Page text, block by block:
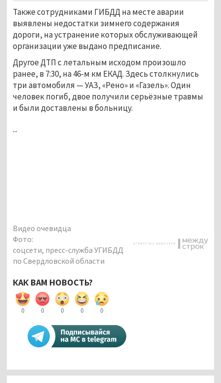
Также сотрудниками ГИБДД на месте аварии
выявлены недостатки зимнего содержания
дороги, на устранение которых обслуживающей
организации уже выдано предписание.
Другое ДТП с летальным исходом произошло
ранее, в 7:30, на 46-м км ЕКАД. Здесь столкнулись
три автомобиля — УАЗ, «Рено» и «Газель». Один
человек погиб, двое получили серьёзные травмы
и были доставлены в больницу.
...
Видео очевидца
Фото:
соцсети, пресс-служба УГИБДД
по Свердловской области
КАК ВАМ НОВОСТЬ?
0 0 0 0 0